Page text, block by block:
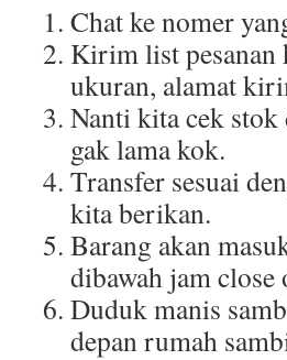
Chat ke nomer
Kirim list pesanan
ukuran, alamat
Nanti kita cek stok
gak lama kok.
Transfer sesuai
kita berikan.
Barang akan
dibawah jam close
Duduk manis
depan rumah